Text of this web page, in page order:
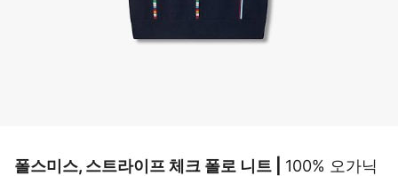
폴스미스, 스트라이프 체크 폴로 니트 | 100% 오가닉